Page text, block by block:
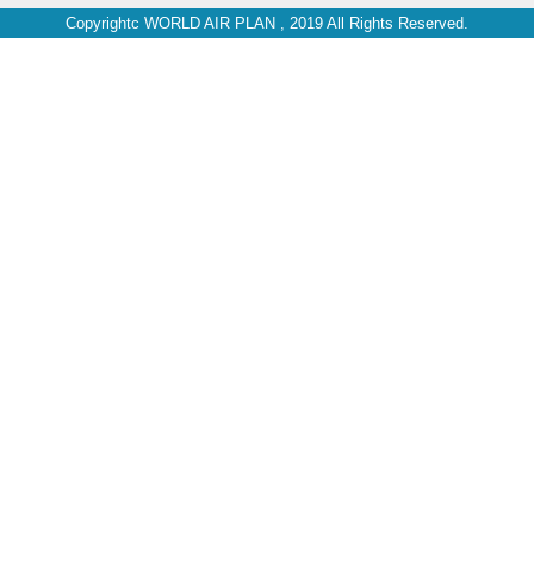
Copyrightc WORLD AIR PLAN , 2019 All Rights Reserved.